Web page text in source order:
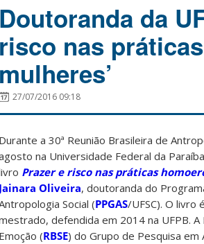
Doutoranda da
risco nas
mulheres’
27/07/2016 09:18
Durante a 30ª Reunião Brasileira de
na Universidade Federal da
Prazer e risco nas práticas
Jainara Oliveira, doutoranda do
Social (PPGAS/UFSC). O livro
defendida em 2014 na UFPB.
Emoção (RBSE) do Grupo de Pesquisa em